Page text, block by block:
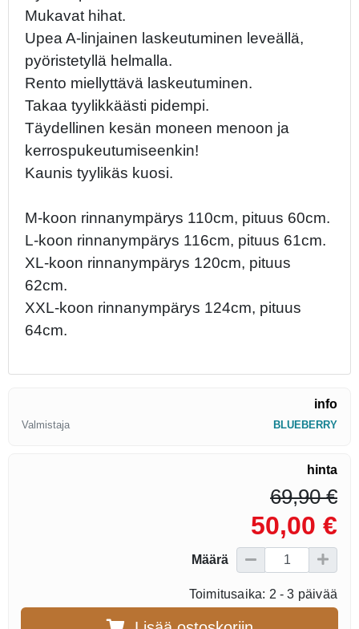
Mukavat hihat.
Upea A-linjainen laskeutuminen leveällä,
pyöristetyllä helmalla.
Rento miellyttävä laskeutuminen.
Takaa tyylikkäästi pidempi.
Täydellinen kesän moneen menoon ja
kerrospukeutumiseenkin!
Kaunis tyylikäs kuosi.
M-koon rinnanympärys 110cm, pituus 60cm.
L-koon rinnanympärys 116cm, pituus 61cm.
XL-koon rinnanympärys 120cm, pituus
62cm.
XXL-koon rinnanympärys 124cm, pituus
64cm.
info
Valmistaja BLUEBERRY
hinta
69,90 €
50,00 €
Määrä
Toimitusaika: 2 - 3 päivää